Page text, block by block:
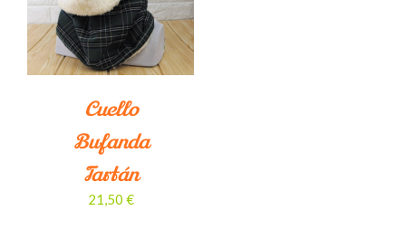
Cuello
Bufanda
Tartán
21,50 €